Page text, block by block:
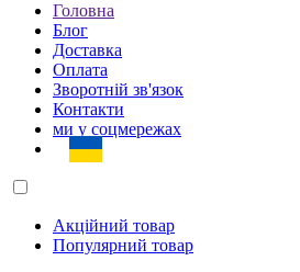
Головна
Блог
Доставка
Оплата
Зворотній зв'язок
Контакти
ми у соцмережах
Акційний товар
Популярний товар